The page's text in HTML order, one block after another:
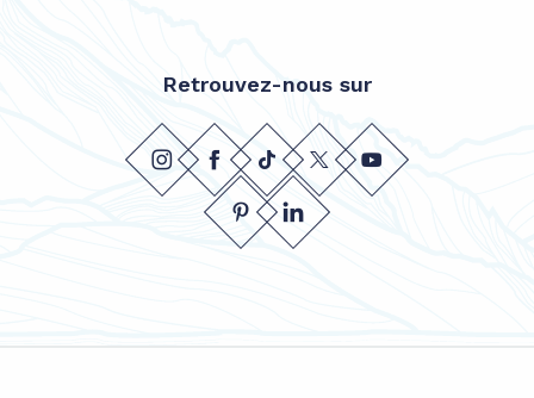
Retrouvez-nous sur